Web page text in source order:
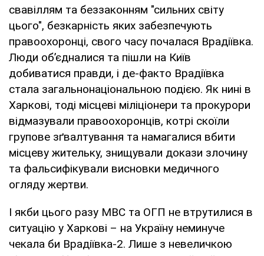
свавіллям та беззаконням "сильних світу
цього", безкарність яких забезпечують
правоохоронці, свого часу почалася Врадіївка.
Люди об’єдналися та пішли на Київ
добиватися правди, і де-факто Врадіївка
стала загальнонаціональною подією. Як нині в
Харкові, тоді місцеві міліціонери та прокурори
відмазували правоохоронців, котрі скоїли
групове зґвалтування та намагалися вбити
місцеву жительку, знищували докази злочину
та фальсифікували висновки медичного
огляду жертви.
І якби цього разу МВС та ОГП не втрутилися в
ситуацію у Харкові – на Україну неминуче
чекала би Врадіївка-2. Лише з невеличкою